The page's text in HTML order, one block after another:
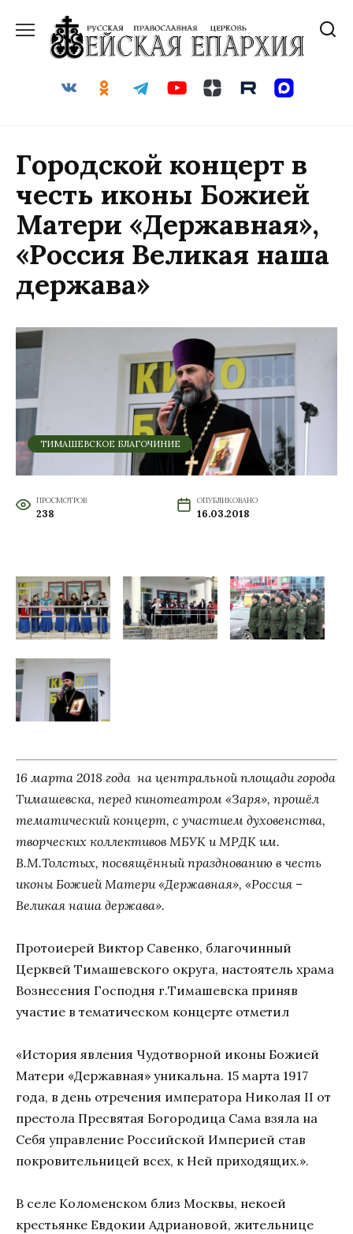
содержанию
Городской концерт в
честь иконы Божией
Матери «Державная»,
«Россия Великая наша
держава»
ТИМАШЕВСКОЕ БЛАГОЧИНИЕ
ПРОСМОТРОВ
238
ОПУБЛИКОВАНО
16.03.2018
16 марта 2018 года на центральной площади города
Тимашевска, перед кинотеатром «Заря», прошёл
тематический концерт, с участием духовенства,
творческих коллективов МБУК и МРДК им.
В.М.Толстых, посвящённый празднованию в честь
иконы Божией Матери «Державная», «Россия –
Великая наша держава».
Протоиерей Виктор Савенко, благочинный
Церквей Тимашевского округа, настоятель храма
Вознесения Господня г.Тимашевска приняв
участие в тематическом концерте отметил
«История явления Чудотворной иконы Божией
Матери «Державная» уникальна. 15 марта 1917
года, в день отречения императора Николая II от
престола Пресвятая Богородица Сама взяла на
Себя управление Российской Империей став
покровительницей всех, к Ней приходящих.».
В селе Коломенском близ Москвы, некоей
крестьянке Евдокии Адриановой, жительнице